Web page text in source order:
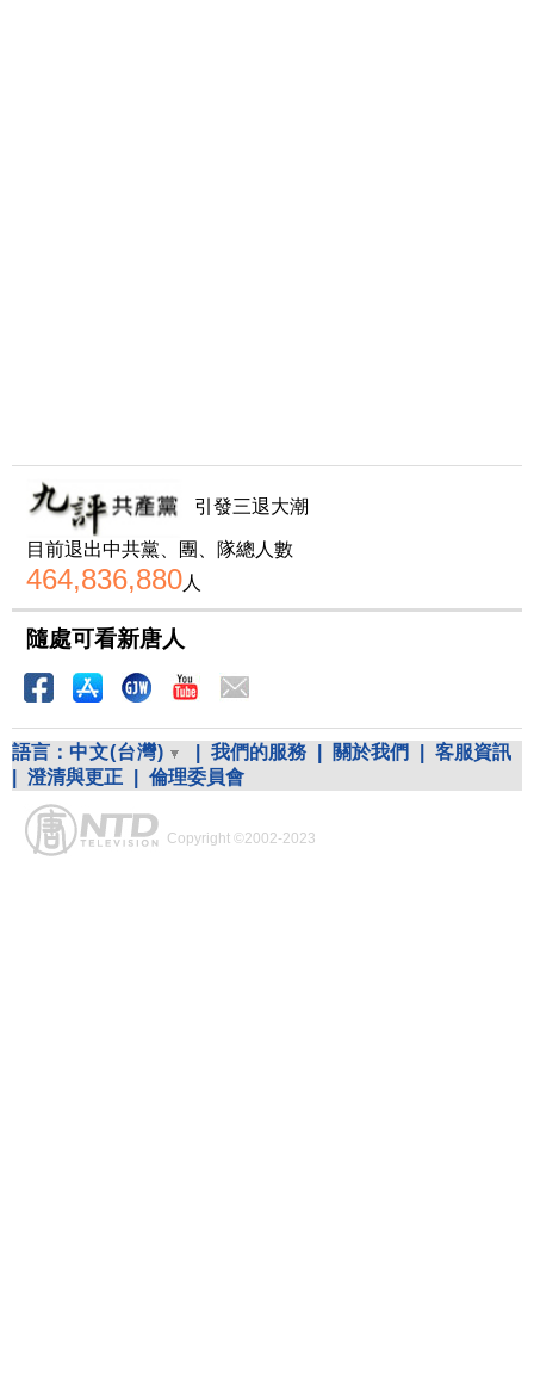
引發三退大潮
目前退出中共黨、團、隊總人數
464,836,880人
隨處可看新唐人
語言： 中文(台灣) 我們的服務 關於我們
客服資訊
澄清與更正 倫理委員會
Copyright ©2002-2023